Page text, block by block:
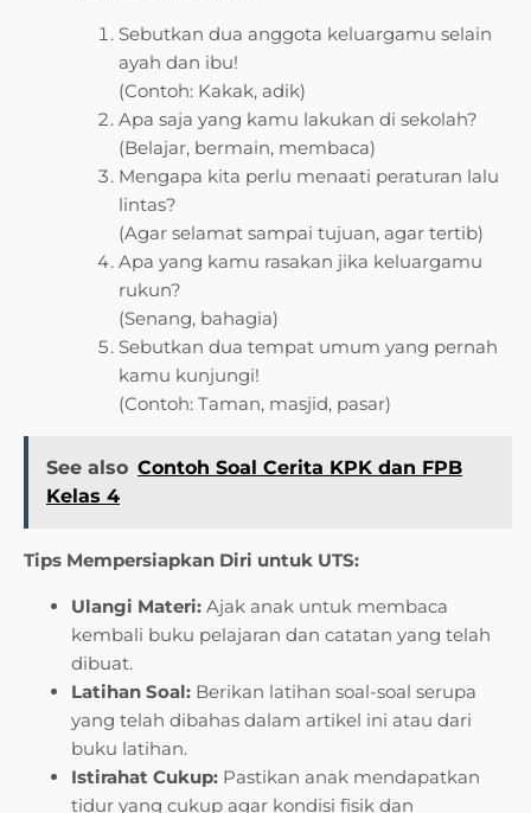
Sebutkan dua anggota keluargamu selain
ayah dan ibu!
(Contoh: Kakak, adik)
Apa saja yang kamu lakukan di sekolah?
(Belajar, bermain, membaca)
Mengapa kita perlu menaati peraturan lalu
lintas?
(Agar selamat sampai tujuan, agar tertib)
Apa yang kamu rasakan jika keluargamu
rukun?
(Senang, bahagia)
Sebutkan dua tempat umum yang pernah
kamu kunjungi!
(Contoh: Taman, masjid, pasar)
See also Contoh Soal Cerita KPK dan FPB
Kelas 4
Tips Mempersiapkan Diri untuk UTS:
Ulangi Materi: Ajak anak untuk membaca
kembali buku pelajaran dan catatan yang telah
dibuat.
Latihan Soal: Berikan latihan soal-soal serupa
yang telah dibahas dalam artikel ini atau dari
buku latihan.
Istirahat Cukup: Pastikan anak mendapatkan
tidur yang cukup agar kondisi fisik dan